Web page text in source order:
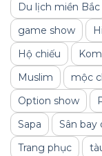
Du lịch miền Bắc
game show
Hộ chiếu
Muslim
mộc
Option show
Sapa
Sân bay
Trang phục